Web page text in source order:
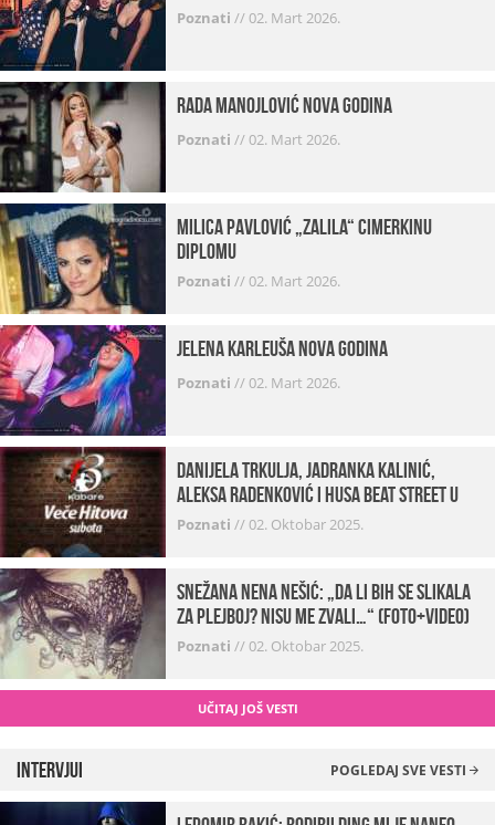
Poznati //02. Mart 2026.
Rada Manojlović Nova godina
Poznati //02. Mart 2026.
Milica Pavlović „zalila“ cimerkinu
diplomu
Poznati //02. Mart 2026.
Jelena Karleuša Nova godina
Poznati //02. Mart 2026.
Danijela Trkulja, Jadranka Kalinić,
Aleksa Radenković i Husa Beat Street u
Kabareu 13
Poznati //02. Oktobar 2025.
Snežana Nena Nešić: „Da li bih se slikala
za Plejboj? Nisu me zvali…“ (FOTO+VIDEO)
Poznati //02. Oktobar 2025.
UČITAJ JOŠ VESTI
Intervjui POGLEDAJ SVE VESTI